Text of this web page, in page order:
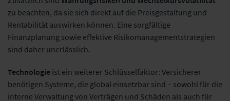
zu beachten, da sie sich direkt auf die Preisgestaltung und
Rentabilität auswirken können. Eine sorgfältige
Finanzplanung sowie effektive Risikomanagementstrategien
sind daher unerlässlich.
Technologie ist ein weiterer Schlüsselfaktor: Versicherer
benötigen Systeme, die global einsetzbar sind – sowohl für die
interne Verwaltung von Verträgen und Schäden als auch für